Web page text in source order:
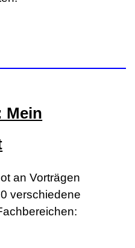
Mein
an Vorträgen
verschiedene